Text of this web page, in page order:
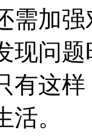
加强
现问
有这
。